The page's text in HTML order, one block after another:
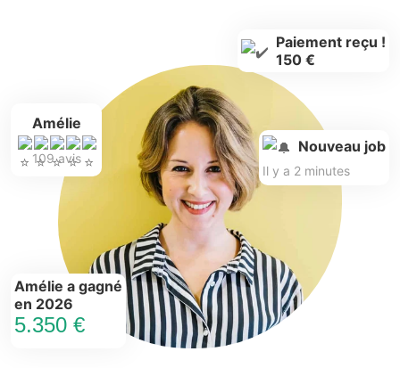
Amélie
109 avis
Amélie a gagné
en 2026
5.350 €
Paiement reçu !
150 €
Nouveau job
Il y a 2 minutes